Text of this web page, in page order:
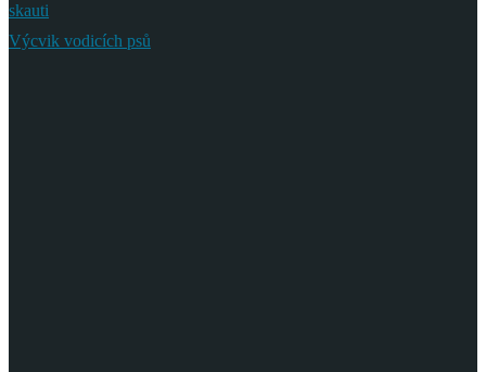
skauti
Výcvik vodicích psů